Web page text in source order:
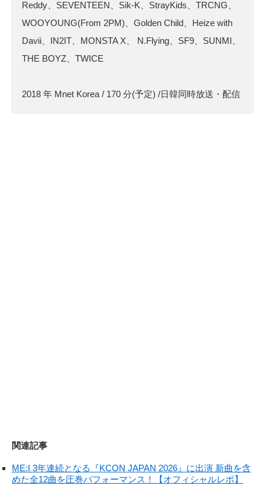
Reddy、SEVENTEEN、Sik-K、StrayKids、TRCNG、
WOOYOUNG(From 2PM)、Golden Child、Heize with
Davii、IN2IT、MONSTA X、 N.Flying、SF9、SUNMI、
THE BOYZ、TWICE
2018 年 Mnet Korea / 170 分(予定) /日韓同時放送・配信
関連記事
ME:I 3年連続となる『KCON JAPAN 2026』に出演 新曲を含
めた全12曲を圧巻パフォーマンス！【オフィシャルレポ】